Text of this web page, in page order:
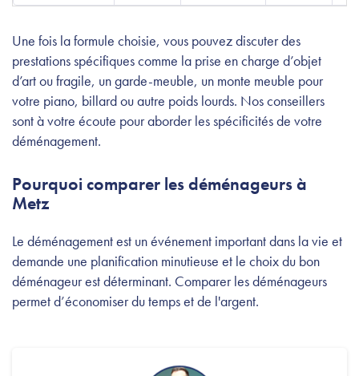
Une fois la formule choisie, vous pouvez discuter des
prestations spécifiques comme la prise en charge d’objet
d’art ou fragile, un garde-meuble, un monte meuble pour
votre piano, billard ou autre poids lourds. Nos conseillers
sont à votre écoute pour aborder les spécificités de votre
déménagement.
Pourquoi comparer les déménageurs à
Metz
Le déménagement est un événement important dans la vie et
demande une planification minutieuse et le choix du bon
déménageur est déterminant. Comparer les déménageurs
permet d’économiser du temps et de l'argent.